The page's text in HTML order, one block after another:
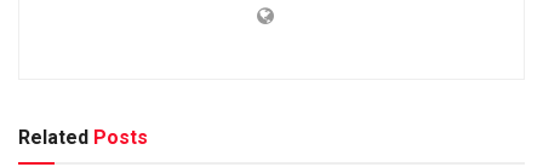
Related Posts